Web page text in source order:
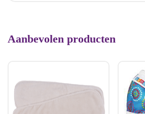
Aanbevolen producten